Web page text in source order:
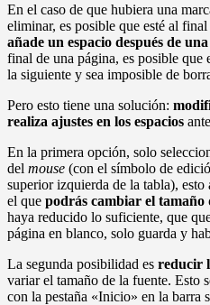
En el caso de que hubiera una
eliminar, es posible que esté al
añade un espacio después de
final de una página, es posible
la siguiente y sea imposible de
Pero esto tiene una solución:
realiza ajustes en los espacios
En la primera opción, solo
del mouse (con el símbolo de
superior izquierda de la tabla),
el que podrás cambiar el tamaño
haya reducido lo suficiente, que
página en blanco, solo guarda y
La segunda posibilidad es reducir
variar el tamaño de la fuente. Esto
con la pestaña «Inicio» en la barra